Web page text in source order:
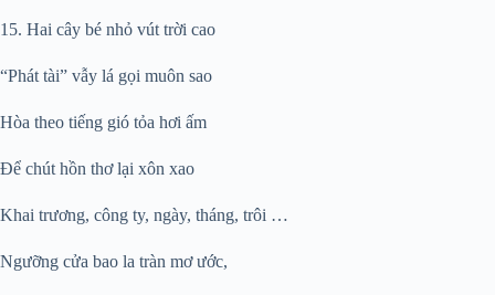
15. Hai cây bé nhỏ vút trời cao
“Phát tài” vẫy lá gọi muôn sao
Hòa theo tiếng gió tỏa hơi ấm
Để chút hồn thơ lại xôn xao
Khai trương, công ty, ngày, tháng, trôi …
Ngưỡng cửa bao la tràn mơ ước,